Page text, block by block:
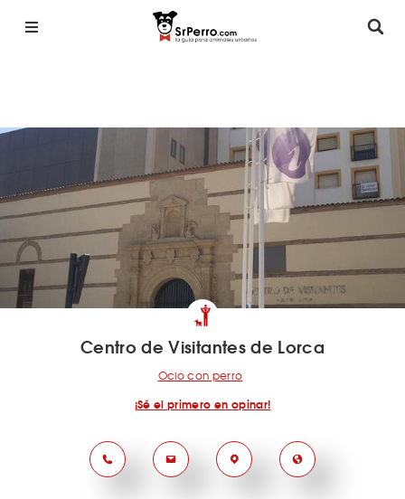
Centro de Visitantes de Lorca
Ocio con perro
¡Sé el primero en opinar!